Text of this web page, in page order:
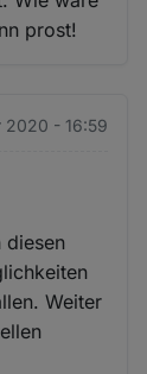
prost!
2020 - 16:59
diesen
Weiter